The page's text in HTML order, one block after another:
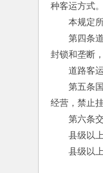
种客运方式。
本规定所
第四条道
封锁和垄断
道路客运
第五条国
经营，禁止
第六条交
县级以上
县级以上